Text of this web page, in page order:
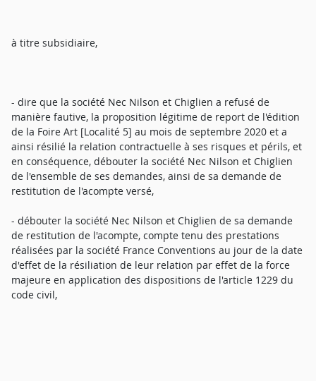
à titre subsidiaire,
- dire que la société Nec Nilson et Chiglien a refusé de
manière fautive, la proposition légitime de report de l'édition
de la Foire Art [Localité 5] au mois de septembre 2020 et a
ainsi résilié la relation contractuelle à ses risques et périls, et
en conséquence, débouter la société Nec Nilson et Chiglien
de l'ensemble de ses demandes, ainsi de sa demande de
restitution de l'acompte versé,
- débouter la société Nec Nilson et Chiglien de sa demande
de restitution de l'acompte, compte tenu des prestations
réalisées par la société France Conventions au jour de la date
d'effet de la résiliation de leur relation par effet de la force
majeure en application des dispositions de l'article 1229 du
code civil,